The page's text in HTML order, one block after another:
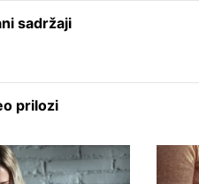
sadržaji
prilozi